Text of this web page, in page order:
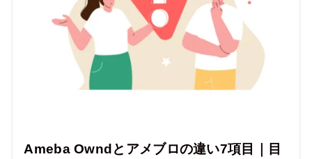
Ameba Owndとアメブロの違い7項目｜目